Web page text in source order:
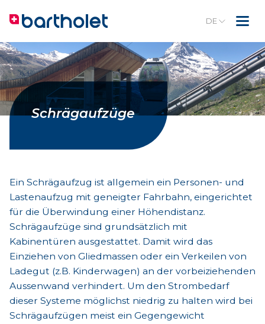
DE
Schrägaufzüge
Ein Schrägaufzug ist allgemein ein Personen- und
Lastenaufzug mit geneigter Fahrbahn, eingerichtet
für die Überwindung einer Höhendistanz.
Schrägaufzüge sind grundsätzlich mit
Kabinentüren ausgestattet. Damit wird das
Einziehen von Gliedmassen oder ein Verkeilen von
Ladegut (z.B. Kinderwagen) an der vorbeiziehenden
Aussenwand verhindert. Um den Strombedarf
dieser Systeme möglichst niedrig zu halten wird bei
Schrägaufzügen meist ein Gegengewicht